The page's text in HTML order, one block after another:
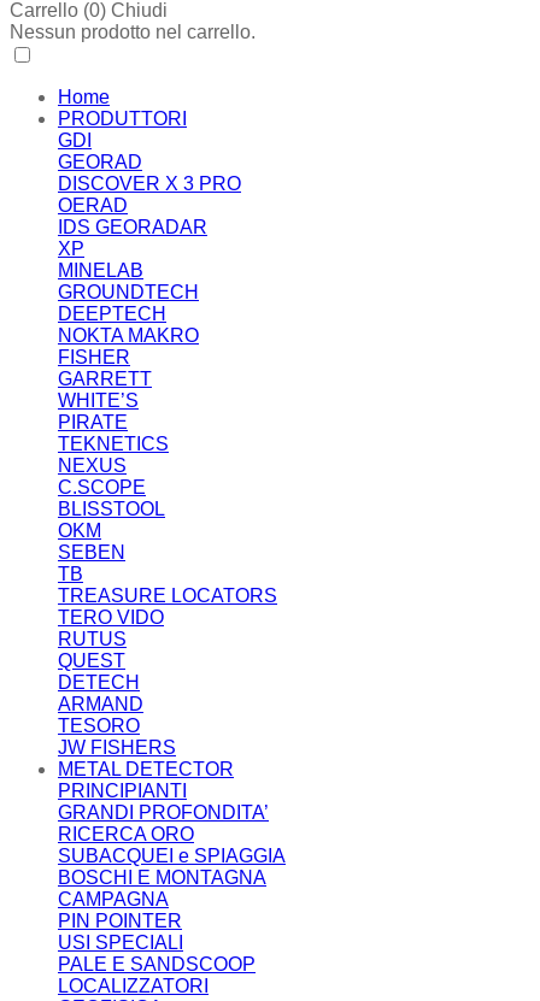
Carrello (0) Chiudi
Nessun prodotto nel carrello.
Home
PRODUTTORI
GDI
GEORAD
DISCOVER X 3 PRO
OERAD
IDS GEORADAR
XP
MINELAB
GROUNDTECH
DEEPTECH
NOKTA MAKRO
FISHER
GARRETT
WHITE’S
PIRATE
TEKNETICS
NEXUS
C.SCOPE
BLISSTOOL
OKM
SEBEN
TB
TREASURE LOCATORS
TERO VIDO
RUTUS
QUEST
DETECH
ARMAND
TESORO
JW FISHERS
METAL DETECTOR
PRINCIPIANTI
GRANDI PROFONDITA’
RICERCA ORO
SUBACQUEI e SPIAGGIA
BOSCHI E MONTAGNA
CAMPAGNA
PIN POINTER
USI SPECIALI
PALE E SANDSCOOP
LOCALIZZATORI